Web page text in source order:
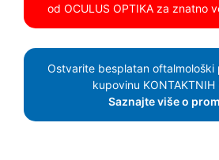
od OCULUS OPTIKA za znatno
Ostvarite besplatan oftalmološki
kupovinu KONTAKTNIH
Saznajte više o